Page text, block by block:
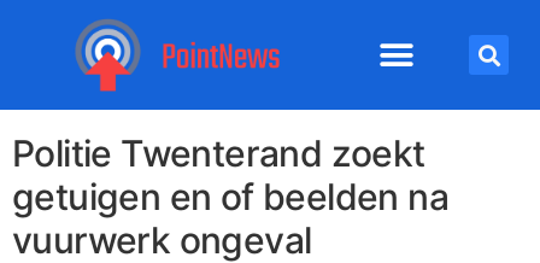
Politie Twenterand zoekt
getuigen en of beelden na
vuurwerk ongeval